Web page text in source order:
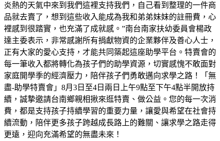
炎熱的天氣中來到我們這裡支持我們，自己看到整理的一件商
品就去賣了，想到這些收入能成為我和弟弟妹妹的註冊費，心
裡感到很踏實，也充滿了成就感。”南台南家扶幼委員會楊政
達主委表示，非常感謝所有捐獻物資的企業夥伴及善心人士，
正有大家的愛心支持，才能共同築起這座助學平台。特賣會的
每一筆收入都將轉化為孩子們的助學資源，切實感愧不敢面對
家庭開學季的經濟壓力，陪伴孩子們勇敢邁向求學之路！「無
盡-助學特賣會」8月3日至4日兩日上午9點至下午4點半開放持
續，誠摯邀請台南鄉親相揪來逛特賣、做公益。您的每一次消
費，都是支持孩子持續學習的重要力量，讓愛與希望在社會持
續流動，陪伴更多孩子跨越成長路上的難關、讓求學之路走得
更遠，迎向充滿希望的無盡未來！